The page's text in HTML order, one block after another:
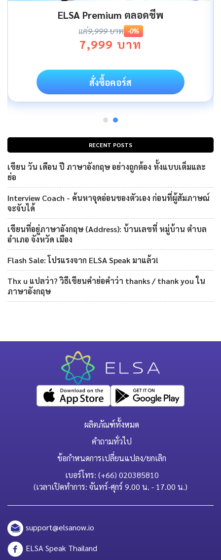
RECENT POSTS
เขียน วัน เดือน ปี ภาษาอังกฤษ อย่างถูกต้อง ทั้งแบบเต็มและ
ย่อ
Interview Coach - ค้นหาจุดอ่อนของตัวเอง ก่อนที่ผู้สัมภาษณ์
จะจับได้
เขียนที่อยู่ภาษาอังกฤษ (Address): บ้านเลขที่ หมู่บ้าน ตำบล
อำเภอ จังหวัด เมือง
Flash Sale: โปรแรงจาก ELSA Speak มาแล้ว!
Thx u แปลว่า? วิธีเขียนคำย่อคำว่า thanks / thank you ใน
ภาษาอังกฤษ
ELSA Premium ตลอดชีพ
แค่9,999 บาท -0%
7,999 บาท
สั่งซื้อคอร์ส
ผลิตภัณฑ์ทั้งหมด
คำถามทั่วไป
ข้อกำหนดการเปลี่ยนแปลง/ยกเลิก
เบอร์โทร: (+66) 020385810
(เวลาเปิดทำการ: จันทร์-ศุกร์ 9.00 น. - 17.00 น.)
support@elsanow.io
ELSA Speak Thailand